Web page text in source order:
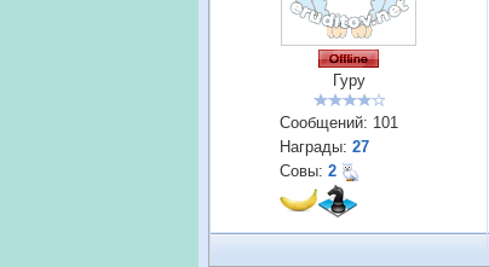
Гуру
Сообщений: 101
Награды: 27
Совы: 2